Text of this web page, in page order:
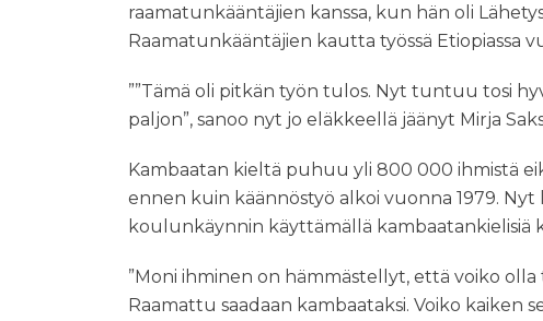
raamatunkääntäjien kanssa, kun hän oli
Raamatunkääntäjien kautta työssä Etiopiassa
””Tämä oli pitkän työn tulos. Nyt tuntuu tosi
paljon”, sanoo nyt jo eläkkeellä jäänyt Mirja
Kambaatan kieltä puhuu yli 800 000 ihmistä
ennen kuin käännöstyö alkoi vuonna 1979. Nyt
koulunkäynnin käyttämällä kambaatankielisiä
”Moni ihminen on hämmästellyt, että voiko
Raamattu saadaan kambaataksi. Voiko kaiken